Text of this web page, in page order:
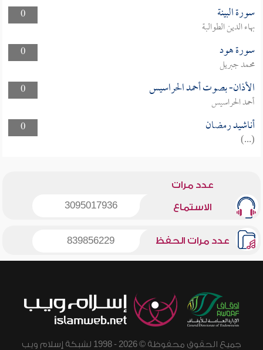
0
سورة البينة
بهاء الدين الطوالبة
0
سورة هود
محمد جبريل
0
الأذان- بصوت أحمد الحراسيس
أحمد الحراسيس
0
أناشيد رمضان
(...)
عدد مرات
الاستماع 3095017936
عدد مرات الحفظ 839856229
جميع الحقوق محفوظة © 2026 - 1998 لشبكة إسلام ويب